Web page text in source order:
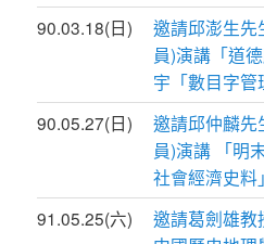
90.03.18(日)
邀請邱澎生先
員)演講「道
宇「數目字管
90.05.27(日)
邀請邱仲麟先
員)演講 「明
社會經濟史料」
91.05.25(六)
邀請葛劍雄教